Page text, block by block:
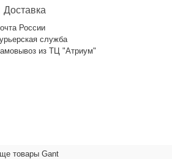
Доставка
России
служба
из ТЦ "Атриум"
товары Gant